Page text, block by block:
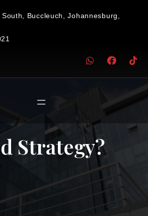
Buccleuch, Johannesburg,
Strategy?